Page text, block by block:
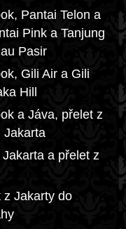
Pantai Telon a
Pink a Tanjung
Pasir
Gili Air a Gili
Hill
a Jáva, přelet z
Jakarta
a přelet z
z Jakarty do